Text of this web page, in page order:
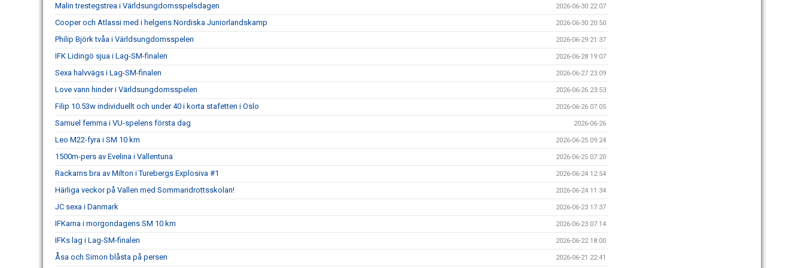
Malin trestegstrea i Världsungdomsspelsdagen 2026-06-30 22:07
Cooper och Atlassi med i helgens Nordiska Juniorlandskamp 2026-06-30 20:50
Philip Björk tvåa i Världsungdomsspelen 2026-06-29 21:37
IFK Lidingö sjua i Lag-SM-finalen 2026-06-28 19:07
Sexa halvvägs i Lag-SM-finalen 2026-06-27 23:09
Love vann hinder i Världsungdomsspelen 2026-06-26 23:53
Filip 10.53w individuellt och under 40 i korta stafetten i Oslo 2026-06-26 07:05
Samuel femma i VU-spelens första dag 2026-06-26
Leo M22-fyra i SM 10 km 2026-06-25 09:24
1500m-pers av Evelina i Vallentuna 2026-06-25 07:20
Rackarns bra av Milton i Turebergs Explosiva #1 2026-06-24 12:54
Härliga veckor på Vallen med Sommaridrottsskolan! 2026-06-24 11:34
JC sexa i Danmark 2026-06-23 17:37
IFKarna i morgondagens SM 10 km 2026-06-23 07:14
IFKs lag i Lag-SM-finalen 2026-06-22 18:00
Åsa och Simon blåsta på persen 2026-06-21 22:41